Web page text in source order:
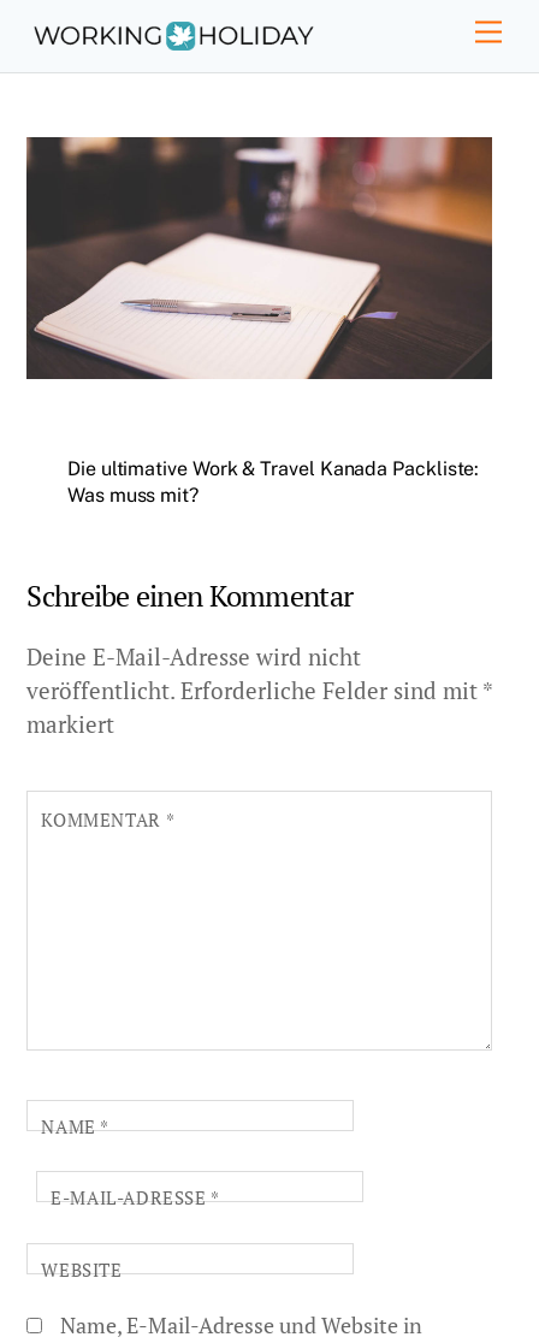
content
Die ultimative Work & Travel Kanada Packliste:
Was muss mit?
Schreibe einen Kommentar
Deine E-Mail-Adresse wird nicht
veröffentlicht. Erforderliche Felder sind mit *
markiert
KOMMENTAR *
NAME*
E-MAIL-ADRESSE*
WEBSITE
Name, E-Mail-Adresse und Website in